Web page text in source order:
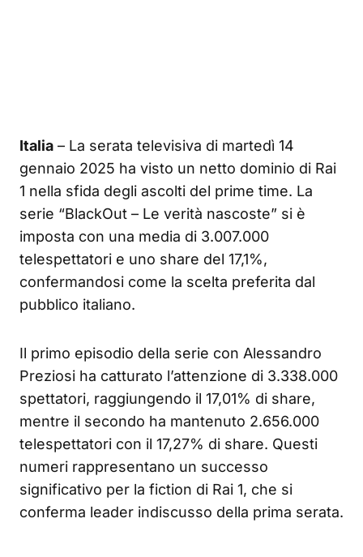
Italia – La serata televisiva di martedì 14
gennaio 2025 ha visto un netto dominio di Rai
1 nella sfida degli ascolti del prime time. La
serie “BlackOut – Le verità nascoste” si è
imposta con una media di 3.007.000
telespettatori e uno share del 17,1%,
confermandosi come la scelta preferita dal
pubblico italiano.
Il primo episodio della serie con Alessandro
Preziosi ha catturato l’attenzione di 3.338.000
spettatori, raggiungendo il 17,01% di share,
mentre il secondo ha mantenuto 2.656.000
telespettatori con il 17,27% di share. Questi
numeri rappresentano un successo
significativo per la fiction di Rai 1, che si
conferma leader indiscusso della prima serata.